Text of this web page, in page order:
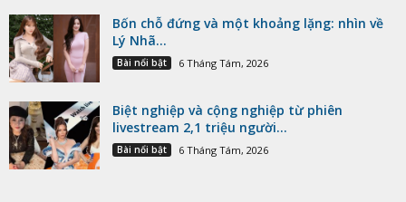
Bốn chỗ đứng và một khoảng lặng: nhìn về
Lý Nhã...
Bài nổi bật 6 Tháng Tám, 2026
Biệt nghiệp và cộng nghiệp từ phiên
livestream 2,1 triệu người...
Bài nổi bật 6 Tháng Tám, 2026